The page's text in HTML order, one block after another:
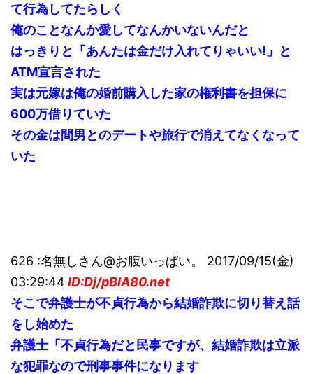
て行為してたらしく
俺のことなんか愛してなんかいないんだと
はっきりと「あんたは金だけ入れてりゃいい!」と
ATM宣言された
実は元嫁は俺の婚前購入した家の権利書を担保に
600万借りていた
その金は間男とのデートや旅行で消えてなくなって
いた
626 :名無しさん@お腹いっぱい。 2017/09/15(金)
03:29:44 ID:Dj/pBlA80.net
そこで弁護士が不貞行為から結婚詐欺に切り替え話
をし始めた
弁護士「不貞行為だと民事ですが、結婚詐欺は立派
な犯罪なので刑事事件になります